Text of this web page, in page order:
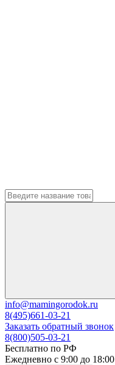
info@mamingorodok.ru
8(495)661-03-21
Заказать обратный звонок
8(800)505-03-21
Бесплатно по РФ
Ежедневно с 9:00 до 18:00